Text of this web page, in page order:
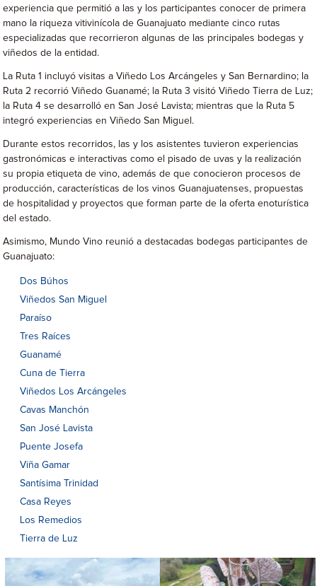
experiencia que permitió a las y los participantes conocer de primera
mano la riqueza vitivinícola de Guanajuato mediante cinco rutas
especializadas que recorrieron algunas de las principales bodegas y
viñedos de la entidad.
La Ruta 1 incluyó visitas a Viñedo Los Arcángeles y San Bernardino; la
Ruta 2 recorrió Viñedo Guanamé; la Ruta 3 visitó Viñedo Tierra de Luz;
la Ruta 4 se desarrolló en San José Lavista; mientras que la Ruta 5
integró experiencias en Viñedo San Miguel.
Durante estos recorridos, las y los asistentes tuvieron experiencias
gastronómicas e interactivas como el pisado de uvas y la realización
su propia etiqueta de vino, además de que conocieron procesos de
producción, características de los vinos Guanajuatenses, propuestas
de hospitalidad y proyectos que forman parte de la oferta enoturística
del estado.
Asimismo, Mundo Vino reunió a destacadas bodegas participantes de
Guanajuato:
Dos Búhos
Viñedos San Miguel
Paraíso
Tres Raíces
Guanamé
Cuna de Tierra
Viñedos Los Arcángeles
Cavas Manchón
San José Lavista
Puente Josefa
Viña Gamar
Santísima Trinidad
Casa Reyes
Los Remedios
Tierra de Luz